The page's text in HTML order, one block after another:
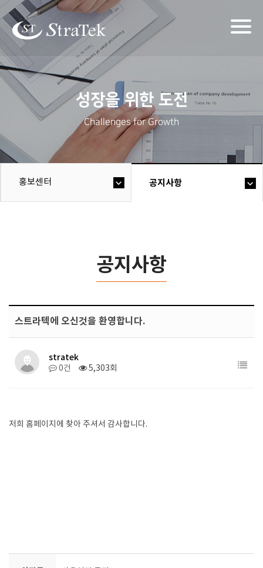
성장을 위한 도전
Challenges for Growth
홍보센터 공지사항
공지사항
스트라텍에 오신것을 환영합니다.
stratek
0건 5,303회
저희 홈페이지에 찾아 주셔서 감사합니다.